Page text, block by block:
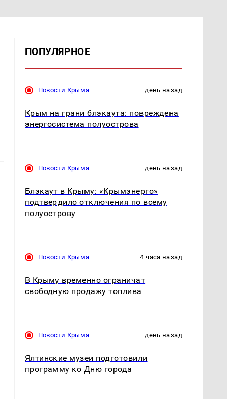
ПОПУЛЯРНОЕ
Новости Крыма день назад
Крым на грани блэкаута: повреждена
энергосистема полуострова
Новости Крыма день назад
Блэкаут в Крыму: «Крымэнерго»
подтвердило отключения по всему
полуострову
Новости Крыма 4 часа назад
В Крыму временно ограничат
свободную продажу топлива
Новости Крыма день назад
Ялтинские музеи подготовили
программу ко Дню города